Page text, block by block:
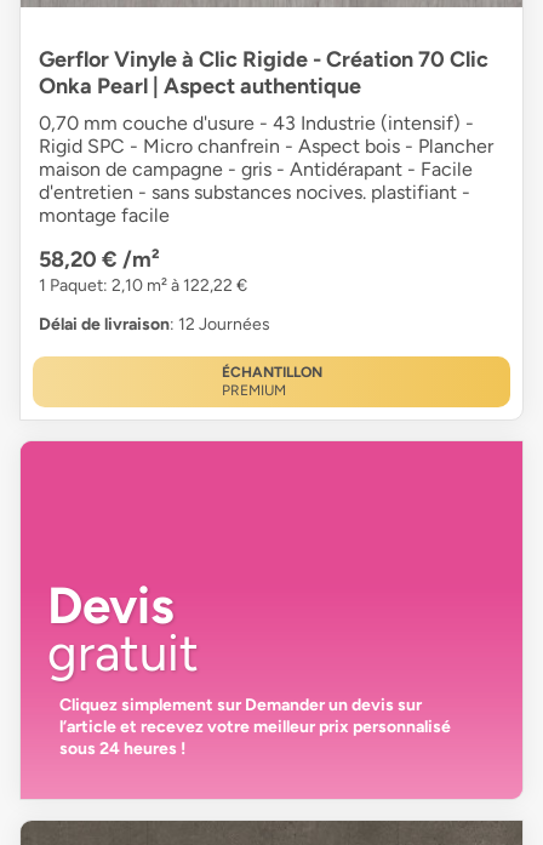
Gerflor Vinyle à Clic Rigide - Création 70 Clic
Onka Pearl | Aspect authentique
0,70 mm couche d'usure - 43 Industrie (intensif) -
Rigid SPC - Micro chanfrein - Aspect bois - Plancher
maison de campagne - gris - Antidérapant - Facile
d'entretien - sans substances nocives. plastifiant -
montage facile
58,20 € /m²
1 Paquet: 2,10 m² à 122,22 €
Délai de livraison: 12 Journées
ÉCHANTILLON
PREMIUM
Devis
gratuit
Cliquez simplement sur Demander un devissur
l’article et recevez votremeilleur prix personnalisé
sous 24 heures !